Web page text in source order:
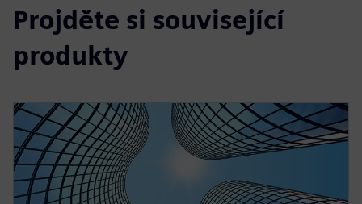
Projděte si související
produkty